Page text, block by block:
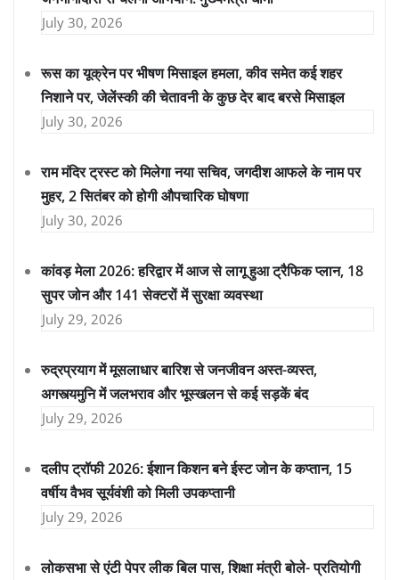
July 30, 2026
रूस का यूक्रेन पर भीषण मिसाइल हमला, कीव समेत कई शहर
निशाने पर, जेलेंस्की की चेतावनी के कुछ देर बाद बरसे मिसाइल
July 30, 2026
राम मंदिर ट्रस्ट को मिलेगा नया सचिव, जगदीश आफले के नाम पर
मुहर, 2 सितंबर को होगी औपचारिक घोषणा
July 30, 2026
कांवड़ मेला 2026: हरिद्वार में आज से लागू हुआ ट्रैफिक प्लान, 18
सुपर जोन और 141 सेक्टरों में सुरक्षा व्यवस्था
July 29, 2026
रुद्रप्रयाग में मूसलाधार बारिश से जनजीवन अस्त-व्यस्त,
अगस्त्यमुनि में जलभराव और भूस्खलन से कई सड़कें बंद
July 29, 2026
दलीप ट्रॉफी 2026: ईशान किशन बने ईस्ट जोन के कप्तान, 15
वर्षीय वैभव सूर्यवंशी को मिली उपकप्तानी
July 29, 2026
लोकसभा से एंटी पेपर लीक बिल पास, शिक्षा मंत्री बोले- प्रतियोगी